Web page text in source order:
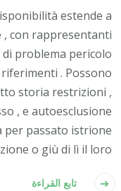
estende a
con rappresentanti
problema pericolo
. Possono
storia restrizioni ,
, e autoesclusione
per passato istrione
o giù di lì il loro …
تابع القراءة